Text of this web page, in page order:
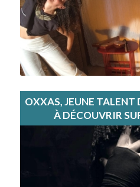
OXXAS, JEUNE TALENT
À DÉCOUVRIR